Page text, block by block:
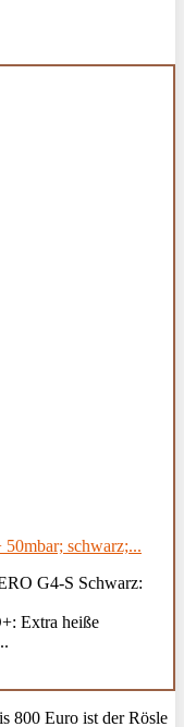
schwarz;...
G4-S Schwarz:
Extra heiße
800 Euro ist der Rösle